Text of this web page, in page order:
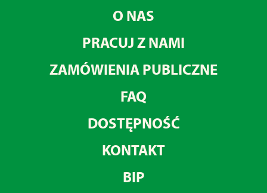
O NAS
PRACUJ Z NAMI
ZAMÓWIENIA PUBLICZNE
FAQ
DOSTĘPNOŚĆ
KONTAKT
BIP